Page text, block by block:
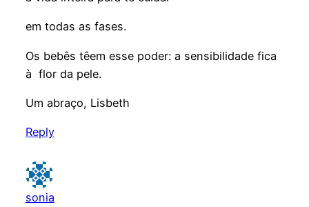
em todas as fases.
Os bebês têem esse poder: a sensibilidade fica
à flor da pele.
Um abraço, Lisbeth
Reply
sonia